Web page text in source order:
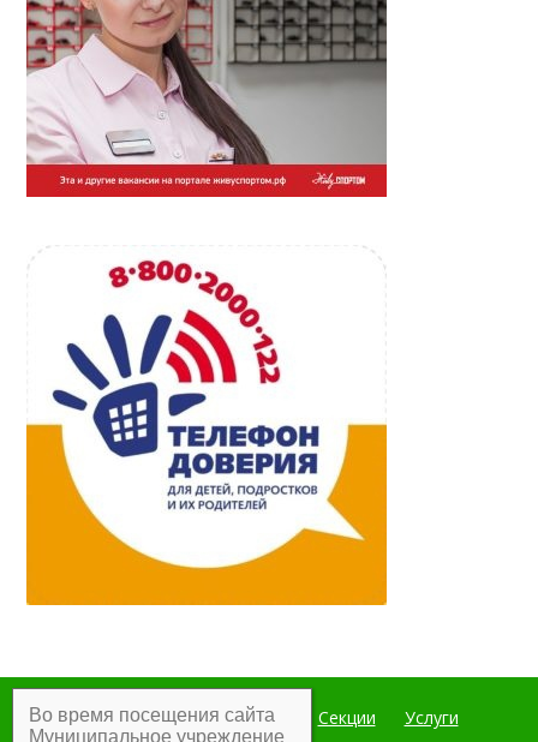
Главная Мероприятия Секции
Услуги
Во время посещения сайта
Муниципальное учреждение